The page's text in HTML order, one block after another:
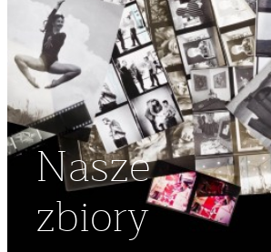
Nasze
zbiory